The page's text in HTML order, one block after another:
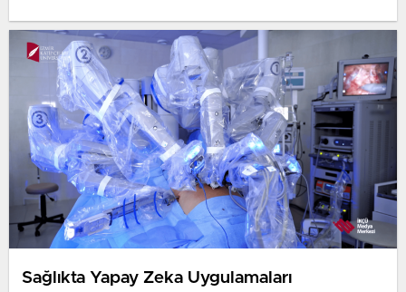
Sağlıkta Yapay Zeka Uygulamaları